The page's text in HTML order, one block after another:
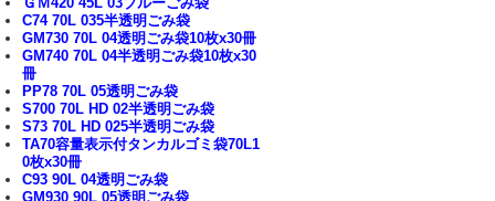
C74 70L 035半透明ごみ袋
GM730 70L 04透明ごみ袋10枚x30冊
GM740 70L 04半透明ごみ袋10枚x30
冊
PP78 70L 05透明ごみ袋
S700 70L HD 02半透明ごみ袋
S73 70L HD 025半透明ごみ袋
TA70容量表示付タンカルゴミ袋70L1
0枚x30冊
C93 90L 04透明ごみ袋
GM930 90L 05透明ごみ袋